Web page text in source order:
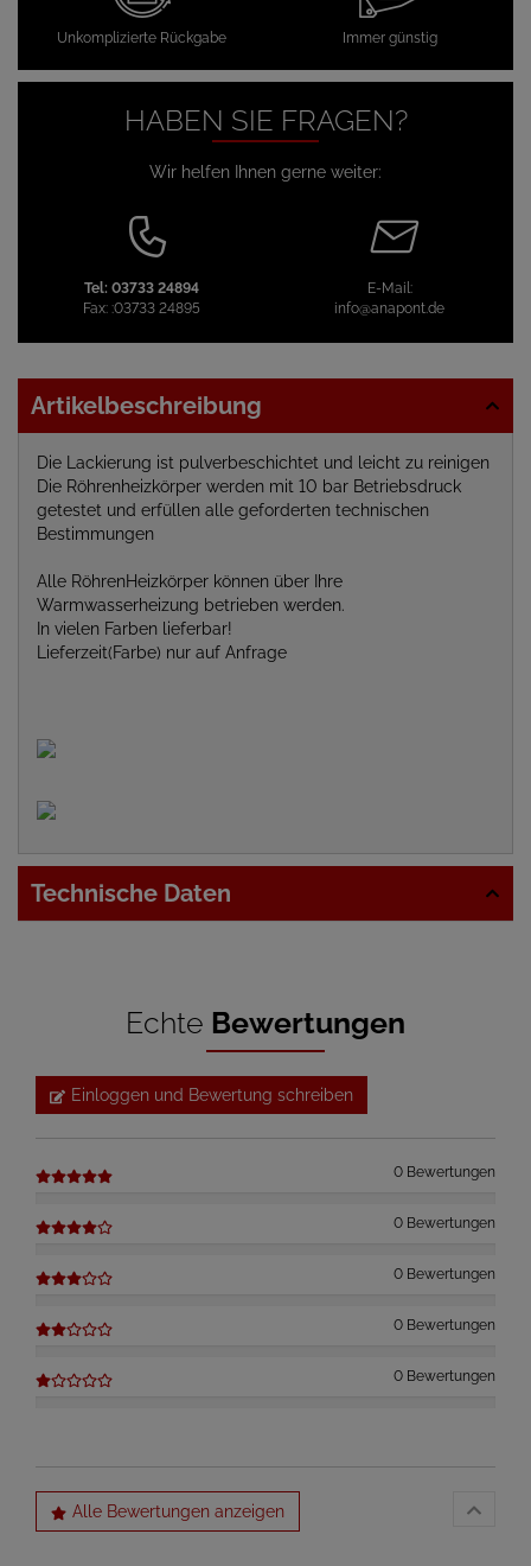
Unkomplizierte Rückgabe Immer günstig
HABEN SIE FRAGEN?
Wir helfen Ihnen gerne weiter:
Tel: 03733 24894
Fax: :03733 24895
E-Mail:
info@anapont.de
Artikelbeschreibung
Die Lackierung ist pulverbeschichtet und leicht zu reinigen
Die Röhrenheizkörper werden mit 10 bar Betriebsdruck
getestet und erfüllen alle geforderten technischen
Bestimmungen
Alle RöhrenHeizkörper können über Ihre
Warmwasserheizung betrieben werden.
In vielen Farben lieferbar!
Lieferzeit(Farbe) nur auf Anfrage
Technische Daten
Echte Bewertungen
Einloggen und Bewertung schreiben
0 Bewertungen
0 Bewertungen
0 Bewertungen
0 Bewertungen
0 Bewertungen
Alle Bewertungen anzeigen